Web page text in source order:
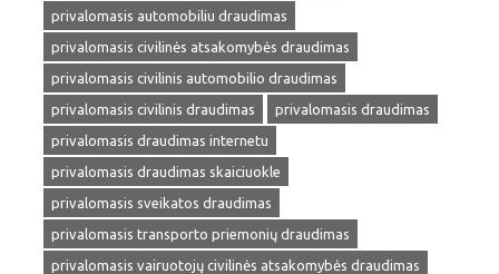
privalomasis automobiliu draudimas
privalomasis civilinės atsakomybės draudimas
privalomasis civilinis automobilio draudimas
privalomasis civilinis draudimas
privalomasis draudimas
privalomasis draudimas internetu
privalomasis draudimas skaiciuokle
privalomasis sveikatos draudimas
privalomasis transporto priemonių draudimas
privalomasis vairuotojų civilinės atsakomybės draudimas